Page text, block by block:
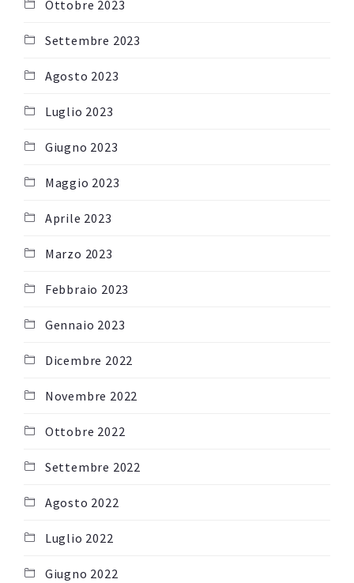
Ottobre 2023
Settembre 2023
Agosto 2023
Luglio 2023
Giugno 2023
Maggio 2023
Aprile 2023
Marzo 2023
Febbraio 2023
Gennaio 2023
Dicembre 2022
Novembre 2022
Ottobre 2022
Settembre 2022
Agosto 2022
Luglio 2022
Giugno 2022